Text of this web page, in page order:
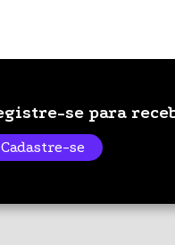
se para
Cadastre-se